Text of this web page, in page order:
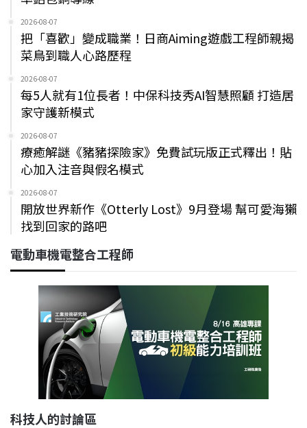
2026-08-07
把「喜歡」變成職業！日商Aiming遊戲工程師親揭
菜鳥到職人心路歷程
2026-08-07
每5人就有1位長者！中保科技秀AI智慧照顧 打造居
家守護新模式
2026-08-07
療癒解謎《豬豬探險家》免費試玩版正式釋出！貼
心加入注音與假名模式
2026-08-07
開放世界新作《Otterly Lost》9月登場 幫可愛海獺
找到回家的路吧
電動車機電整合工程師
科技人的討論區